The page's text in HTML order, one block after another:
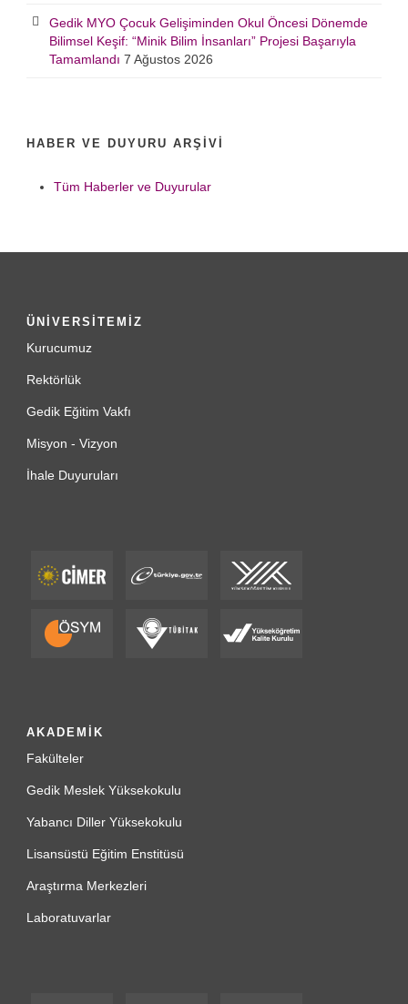
Gedik MYO Çocuk Gelişiminden Okul Öncesi Dönemde
Bilimsel Keşif: “Minik Bilim İnsanları” Projesi Başarıyla
Tamamlandı 7 Ağustos 2026
HABER VE DUYURU ARŞIVI
Tüm Haberler ve Duyurular
ÜNİVERSİTEMİZ
Kurucumuz
Rektörlük
Gedik Eğitim Vakfı
Misyon - Vizyon
İhale Duyuruları
AKADEMİK
Fakülteler
Gedik Meslek Yüksekokulu
Yabancı Diller Yüksekokulu
Lisansüstü Eğitim Enstitüsü
Araştırma Merkezleri
Laboratuvarlar